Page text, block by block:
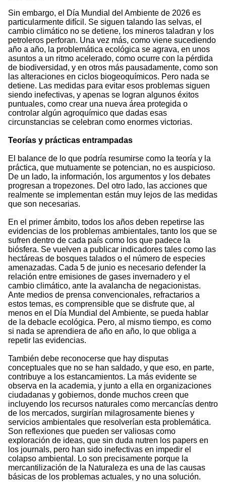
Sin embargo, el Día Mundial del Ambiente de 2026 es
particularmente difícil. Se siguen talando las selvas, el
cambio climático no se detiene, los mineros taladran y los
petroleros perforan. Una vez más, como viene sucediendo
año a año, la problemática ecológica se agrava, en unos
asuntos a un ritmo acelerado, como ocurre con la pérdida
de biodiversidad, y en otros más pausadamente, como son
las alteraciones en ciclos biogeoquímicos. Pero nada se
detiene. Las medidas para evitar esos problemas siguen
siendo inefectivas, y apenas se logran algunos éxitos
puntuales, como crear una nueva área protegida o
controlar algún agroquímico que dadas esas
circunstancias se celebran como enormes victorias.
Teorías y prácticas entrampadas
El balance de lo que podría resumirse como la teoría y la
práctica, que mutuamente se potencian, no es auspicioso.
De un lado, la información, los argumentos y los debates
progresan a tropezones. Del otro lado, las acciones que
realmente se implementan están muy lejos de las medidas
que son necesarias.
En el primer ámbito, todos los años deben repetirse las
evidencias de los problemas ambientales, tanto los que se
sufren dentro de cada país como los que padece la
biósfera. Se vuelven a publicar indicadores tales como las
hectáreas de bosques talados o el número de especies
amenazadas. Cada 5 de junio es necesario defender la
relación entre emisiones de gases invernadero y el
cambio climático, ante la avalancha de negacionistas.
Ante medios de prensa convencionales, refractarios a
estos temas, es comprensible que se disfrute que, al
menos en el Día Mundial del Ambiente, se pueda hablar
de la debacle ecológica. Pero, al mismo tiempo, es como
si nada se aprendiera de año en año, lo que obliga a
repetir las evidencias.
También debe reconocerse que hay disputas
conceptuales que no se han saldado, y que eso, en parte,
contribuye a los estancamientos. La más evidente se
observa en la academia, y junto a ella en organizaciones
ciudadanas y gobiernos, donde muchos creen que
incluyendo los recursos naturales como mercancías dentro
de los mercados, surgirían milagrosamente bienes y
servicios ambientales que resolverían esta problemática.
Son reflexiones que pueden ser valiosas como
exploración de ideas, que sin duda nutren los papers en
los journals, pero han sido inefectivas en impedir el
colapso ambiental. Lo son precisamente porque la
mercantilización de la Naturaleza es una de las causas
básicas de los problemas actuales, y no una solución.